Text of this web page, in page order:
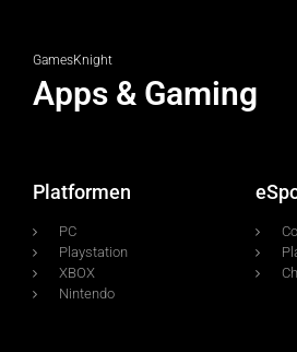
GamesKnight
Apps & Gaming
Platformen
PC
Playstation
XBOX
Nintendo